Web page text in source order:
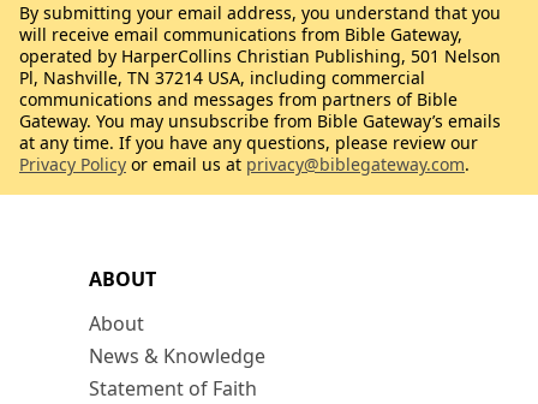
ABOUT
About
News & Knowledge
Statement of Faith
By submitting your email address, you understand that you
will receive email communications from Bible Gateway,
operated by HarperCollins Christian Publishing, 501 Nelson
Pl, Nashville, TN 37214 USA, including commercial
communications and messages from partners of Bible
Gateway. You may unsubscribe from Bible Gateway’s emails
at any time. If you have any questions, please review our
Privacy Policy or email us at privacy@biblegateway.com.